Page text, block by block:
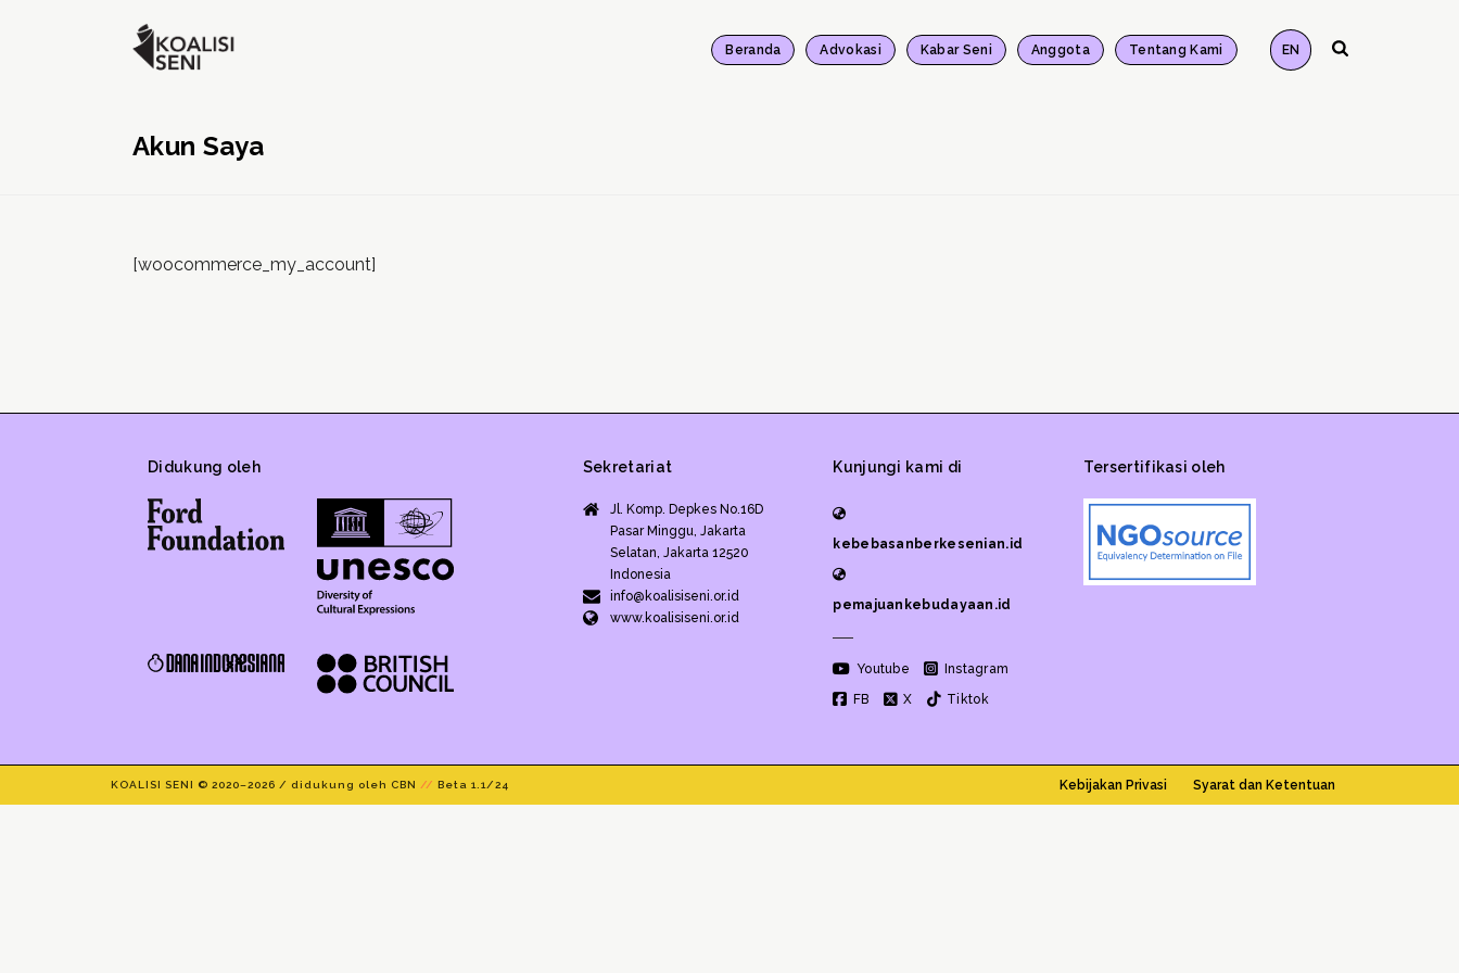
Beranda Advokasi Kabar Seni Anggota Tentang Kami EN
Akun Saya
[woocommerce_my_account]
Didukung oleh Sekretariat
Jl. Komp. Depkes No.16D
Pasar Minggu, Jakarta
Selatan, Jakarta 12520
Indonesia
info@koalisiseni.or.id
www.koalisiseni.or.id
Kunjungi kami di
kebebasanberkesenian.id
pemajuankebudayaan.id
Youtube
Instagram
FB
X Tiktok
Tersertifikasi oleh
KOALISI SENI © 2020–2026 / didukung oleh CBN // Beta 1.1/24 Kebijakan Privasi Syarat dan Ketentuan